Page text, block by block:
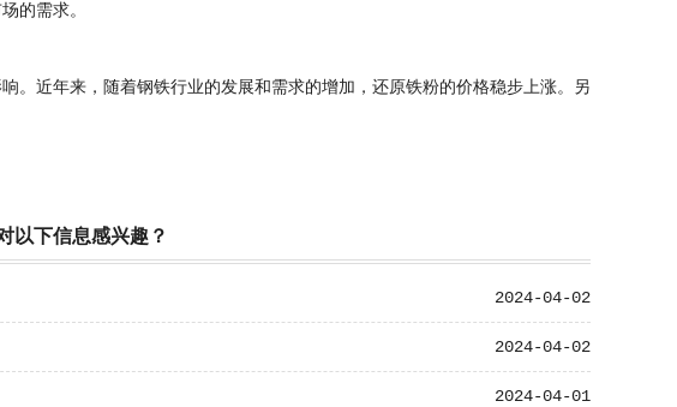
的需求。
。近年来，随着钢铁行业的发展和需求的增加，还原铁粉的价格稳步上涨。另
以下信息感兴趣？
2024-04-02
2024-04-02
2024-04-01